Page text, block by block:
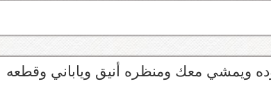
ويمشي معك ومنظره أنيق وياباني وقطعه